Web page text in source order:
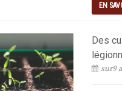
EN
Des
sur9